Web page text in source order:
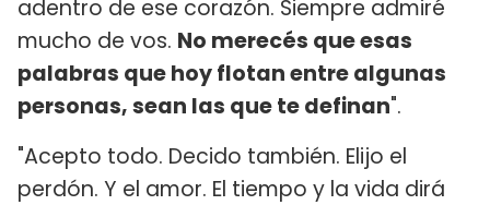
adentro de ese corazón. Siempre admiré
mucho de vos. No merecés que esas
palabras que hoy flotan entre algunas
personas, sean las que te definan".
"Acepto todo. Decido también. Elijo el
perdón. Y el amor. El tiempo y la vida dirá